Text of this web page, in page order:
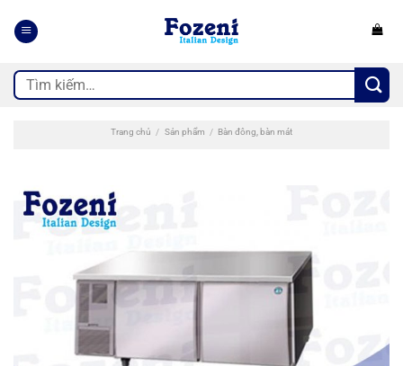
qua
Tìm
kiếm:
Trang chủ / Sản phẩm / Bàn đông, bàn mát